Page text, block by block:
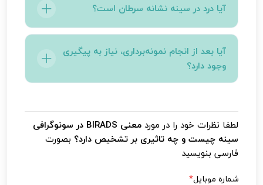
آیا درد در سینه نشانه سرطان است؟
نه لزوماً، بسیاری از ضایعات خوش‌خیم یا تغییرات
هورمونی می‌توانند باعث درد شوند، اما در صورت
آیا بعد از انجام نمونه‌برداری، نیاز به پیگیری
وجود دارد؟
ممکن است پیگیری دوره‌ای را برای اطمینان از عدم
تغییر در آینده توصیه کند.
لطفا نظرات خود را در مورد
معنی BIRADS در سونوگرافی
سینه چیست و چه تاثیری بر تشخیص دارد؟ بصورت
فارسی بنویسید
شماره موبایل*